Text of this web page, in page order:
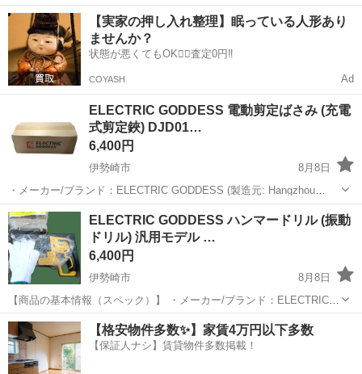
（汎用品 / Made in China） ・正式商品名：3 in 1 Espresso Maker /
Portable Espresso Maker ...
群馬 伊勢崎市 生活家電
【実家の押し入れ整理】眠っている人形あり
ませんか？
状態が悪くてもOK🙆‍♀️査定0円‼️
COYASH Ad
ELECTRIC GODDESS 電動剪定ばさみ (充電
式剪定鋏) DJD01…
6,400円
伊勢崎市
8月8日
・メーカー/ブランド：ELECTRIC GODDESS (製造元: Hangzhou
Jueyi Trading Co.,Ltd) ・正式商品名：電動剪定ばさみ (コードレス剪
定鋏) ・通称/略称：充電式剪定バサミ / ...
群馬 伊勢崎市
ELECTRIC GODDESS ハンマードリル (振動
ドリル) 汎用モデル …
6,400円
伊勢崎市
8月8日
【商品の基本情報（スペック）】 ・メーカー/ブランド：ELECTRIC
GODDESS ・正式商品名：HAMMER DRILL (電動ハンマードリル) ・
通称/略称：振動ドリル / ロータリーハンマードリル / コード...
群馬 伊勢崎市 生活家電
【格安物件多数✨】家賃4万円以下多数
【保証人ナシ】賃貸物件多数掲載！